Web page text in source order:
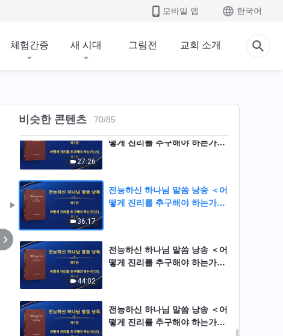
모바일 앱 한국어
체험간증 새 시대 그림전 교회 소개
비슷한 콘텐츠 70/85
47:56
전능하신 하나님 말씀 낭송 ＜어
27:26
떻게 진리를 추구해야 하는가
36:17
전능하신 하나님 말씀 낭송 ＜어
떻게 진리를 추구해야 하는가
44:02
전능하신 하나님 말씀 낭송 ＜어
떻게 진리를 추구해야 하는가
전능하신 하나님 말씀 낭송 ＜어
떻게 진리를 추구해야 하는가